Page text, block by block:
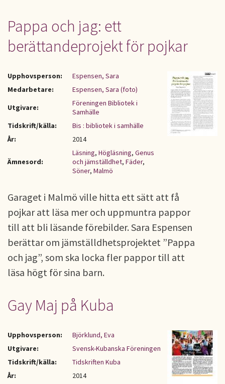
Pappa och jag: ett
berättandeprojekt för pojkar
Upphovsperson:
Espensen, Sara
Medarbetare:
Espensen, Sara (foto)
Utgivare:
Föreningen Bibliotek i
Samhälle
Tidskrift/källa:
Bis : bibliotek i samhälle
År:
2014
Ämnesord:
Läsning, Högläsning, Genus
och jämställdhet, Fäder,
Söner, Malmö
Garaget i Malmö ville hitta ett sätt att få
pojkar att läsa mer och uppmuntra pappor
till att bli läsande förebilder. Sara Espensen
berättar om jämställdhetsprojektet ”Pappa
och jag”, som ska locka fler pappor till att
läsa högt för sina barn.
Gay Maj på Kuba
Upphovsperson:
Björklund, Eva
Utgivare:
Svensk-Kubanska Föreningen
Tidskrift/källa:
Tidskriften Kuba
År:
2014